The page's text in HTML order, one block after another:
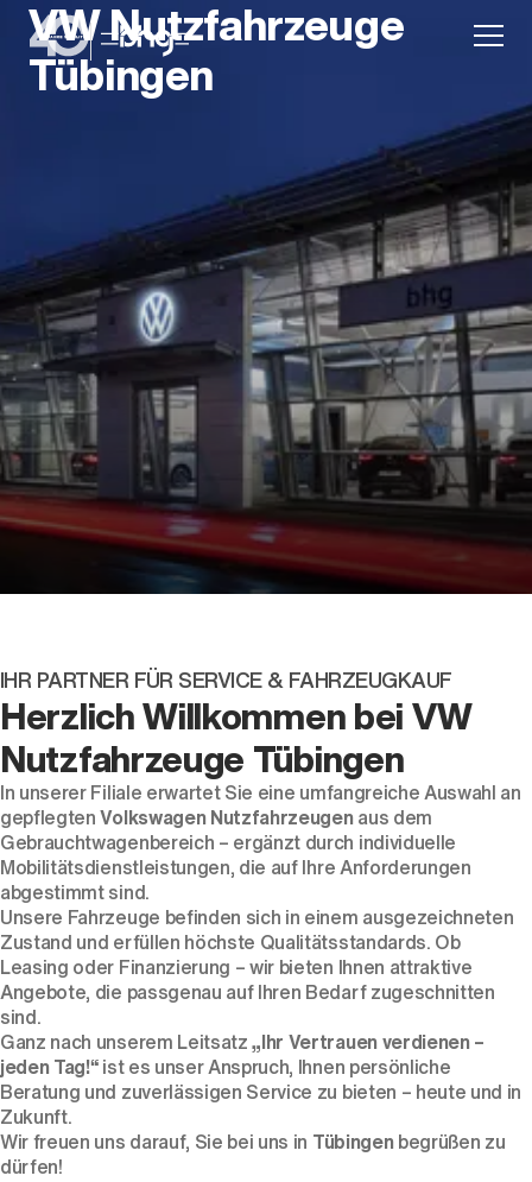
Unternehmen
Standorte
Karriere
News
Der ID. Polo Day
Am 5. September
VW Nutzfahrzeuge
Tübingen
IHR PARTNER FÜR SERVICE & FAHRZEUGKAUF
Herzlich Willkommen bei VW
Nutzfahrzeuge Tübingen
In unserer Filiale erwartet Sie eine umfangreiche Auswahl an
gepflegtenVolkswagen Nutzfahrzeugenaus dem
Gebrauchtwagenbereich – ergänzt durch individuelle
Mobilitätsdienstleistungen, die auf Ihre Anforderungen
abgestimmt sind.
Unsere Fahrzeuge befinden sich in einem ausgezeichneten
Zustand und erfüllen höchste Qualitätsstandards. Ob
Leasing oder Finanzierung – wir bieten Ihnen attraktive
Angebote, die passgenau auf Ihren Bedarf zugeschnitten
sind.
Ganz nach unserem Leitsatz„Ihr Vertrauen verdienen –
jeden Tag!“ist es unser Anspruch, Ihnen persönliche
Beratung und zuverlässigen Service zu bieten – heute und in
Zukunft.
Wir freuen uns darauf, Sie bei uns in Tübingenbegrüßen zu
dürfen!